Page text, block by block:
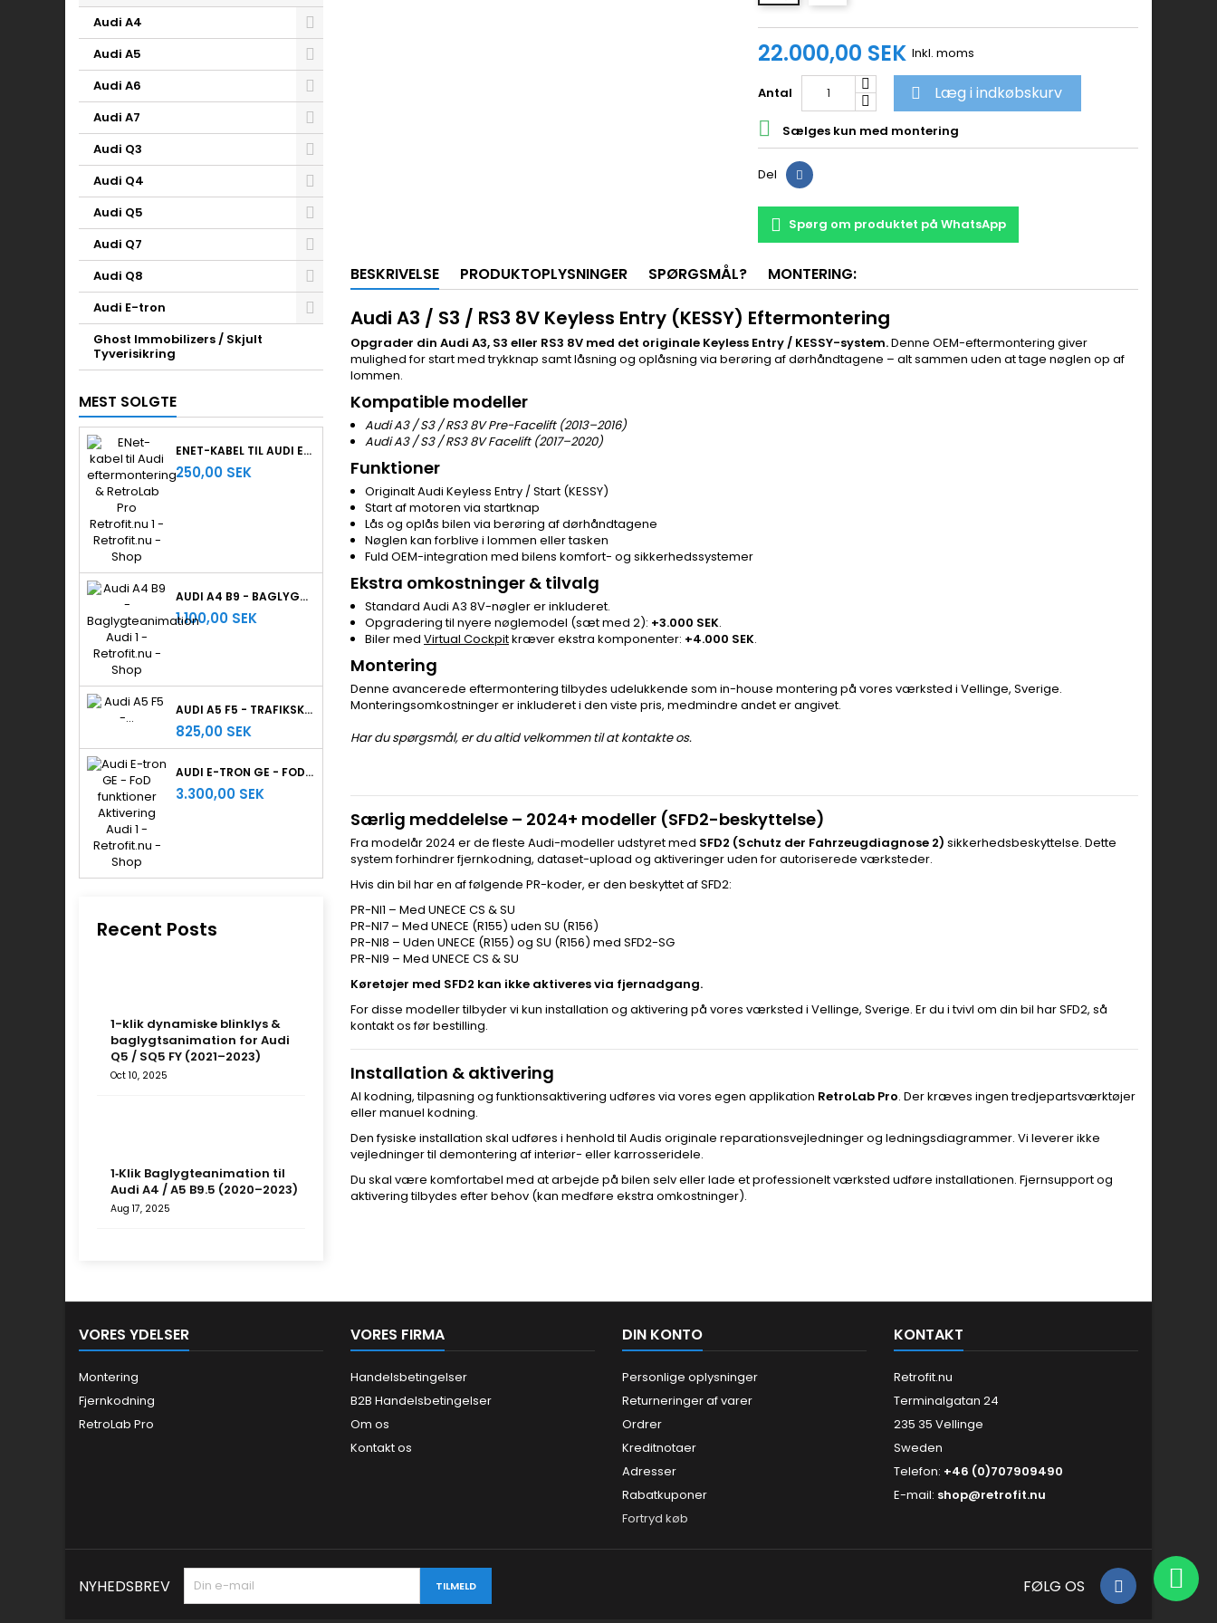
Audi A4
Audi A5
Audi A6
Audi A7
Audi Q3
Audi Q4
Audi Q5
Audi Q7
Audi Q8
Audi E-tron
Ghost Immobilizers / Skjult
Tyverisikring
MEST SOLGTE
ENET-KABEL TIL AUDI EFTERMONTERING & RETROLAB PRO
250,00 SEK
AUDI A4 B9 - BAGLYGTEANIMATION
1.100,00 SEK
AUDI A5 F5 - TRAFIKSKILTEGENKENDELSE
825,00 SEK
AUDI E-TRON GE - FOD FUNKTIONER AKTIVERING
3.300,00 SEK
Recent Posts
1-klik dynamiske blinklys &
baglygtsanimation for Audi
Q5 / SQ5 FY (2021–2023)
Oct 10, 2025
1‑Klik Baglygteanimation til
Audi A4 / A5 B9.5 (2020–2023)
Aug 17, 2025
22.000,00 SEK Inkl. moms
Antal  Læg i indkøbskurv
 Sælges kun med montering
Del
Spørg om produktet på WhatsApp
BESKRIVELSE PRODUKTOPLYSNINGER SPØRGSMÅL? MONTERING:
Audi A3 / S3 / RS3 8V Keyless Entry (KESSY) Eftermontering
Opgrader din Audi A3, S3 eller RS3 8V med det originale Keyless Entry / KESSY-system.Denne OEM-eftermontering giver
mulighed for start med trykknap samt låsning og oplåsning via berøring af dørhåndtagene – alt sammen uden at tage nøglen op af
lommen.
Kompatible modeller
Audi A3 / S3 / RS3 8V Pre-Facelift (2013–2016)
Audi A3 / S3 / RS3 8V Facelift (2017–2020)
Funktioner
Originalt Audi Keyless Entry / Start (KESSY)
Start af motoren via startknap
Lås og oplås bilen via berøring af dørhåndtagene
Nøglen kan forblive i lommen eller tasken
Fuld OEM-integration med bilens komfort- og sikkerhedssystemer
Ekstra omkostninger & tilvalg
Standard Audi A3 8V-nøgler er inkluderet.
Opgradering til nyere nøglemodel (sæt med 2): +3.000 SEK.
Biler med Virtual Cockpitkræver ekstra komponenter: +4.000 SEK.
Montering
Denne avancerede eftermontering tilbydes udelukkende som in-house montering på vores værksted i Vellinge, Sverige.
Monteringsomkostninger er inkluderet i den viste pris, medmindre andet er angivet.
Har du spørgsmål, er du altid velkommen til at kontakte os.
Særlig meddelelse – 2024+ modeller (SFD2-beskyttelse)
Fra modelår 2024 er de fleste Audi-modeller udstyret med SFD2 (Schutz der Fahrzeugdiagnose 2) sikkerhedsbeskyttelse. Dette
system forhindrer fjernkodning, dataset-upload og aktiveringer uden for autoriserede værksteder.
Hvis din bil har en af følgende PR-koder, er den beskyttet af SFD2:
PR-NI1 – Med UNECE CS & SU
PR-NI7 – Med UNECE (R155) uden SU (R156)
PR-NI8 – Uden UNECE (R155) og SU (R156) med SFD2-SG
PR-NI9 – Med UNECE CS & SU
Køretøjer med SFD2 kan ikke aktiveres via fjernadgang.
For disse modeller tilbyder vi kun installation og aktivering på vores værksted i Vellinge, Sverige. Er du i tvivl om din bil har SFD2, så
kontakt os før bestilling.
Installation & aktivering
Al kodning, tilpasning og funktionsaktivering udføres via vores egen applikation RetroLab Pro. Der kræves ingen tredjepartsværktøjer
eller manuel kodning.
Den fysiske installation skal udføres i henhold til Audis originale reparationsvejledninger og ledningsdiagrammer. Vi leverer ikke
vejledninger til demontering af interiør- eller karrosseridele.
Du skal være komfortabel med at arbejde på bilen selv eller lade et professionelt værksted udføre installationen. Fjernsupport og
aktivering tilbydes efter behov (kan medføre ekstra omkostninger).
VORES YDELSER
Montering
Fjernkodning
RetroLab Pro
VORES FIRMA
Handelsbetingelser
B2B Handelsbetingelser
Om os
Kontakt os
DIN KONTO
Personlige oplysninger
Returneringer af varer
Ordrer
Kreditnotaer
Adresser
Rabatkuponer
Fortryd køb
KONTAKT
Retrofit.nu
Terminalgatan 24
235 35 Vellinge
Sweden
Telefon: +46 (0)707909490
E-mail: shop@retrofit.nu
NYHEDSBREV FØLG OS